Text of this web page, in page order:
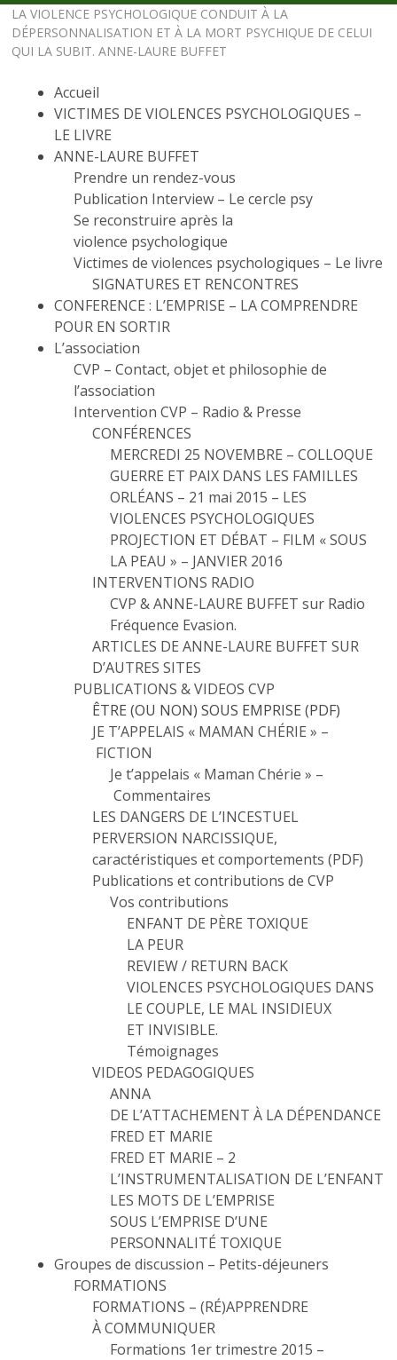
LA VIOLENCE PSYCHOLOGIQUE CONDUIT À LA
DÉPERSONNALISATION ET À LA MORT PSYCHIQUE DE CELUI
QUI LA SUBIT. ANNE-LAURE BUFFET
Accueil
VICTIMES DE VIOLENCES PSYCHOLOGIQUES –
LE LIVRE
ANNE-LAURE BUFFET
Prendre un rendez-vous
Publication Interview – Le cercle psy
Se reconstruire après la
violence psychologique
Victimes de violences psychologiques – Le livre
SIGNATURES ET RENCONTRES
CONFERENCE : L’EMPRISE – LA COMPRENDRE
POUR EN SORTIR
L’association
CVP – Contact, objet et philosophie de
l’association
Intervention CVP – Radio & Presse
CONFÉRENCES
MERCREDI 25 NOVEMBRE – COLLOQUE
GUERRE ET PAIX DANS LES FAMILLES
ORLÉANS – 21 mai 2015 – LES
VIOLENCES PSYCHOLOGIQUES
PROJECTION ET DÉBAT – FILM « SOUS
LA PEAU » – JANVIER 2016
INTERVENTIONS RADIO
CVP & ANNE-LAURE BUFFET sur Radio
Fréquence Evasion.
ARTICLES DE ANNE-LAURE BUFFET SUR
D’AUTRES SITES
PUBLICATIONS & VIDEOS CVP
ÊTRE (OU NON) SOUS EMPRISE (PDF)
JE T’APPELAIS « MAMAN CHÉRIE » –
FICTION
Je t’appelais « Maman Chérie » –
Commentaires
LES DANGERS DE L’INCESTUEL
PERVERSION NARCISSIQUE,
caractéristiques et comportements (PDF)
Publications et contributions de CVP
Vos contributions
ENFANT DE PÈRE TOXIQUE
LA PEUR
REVIEW / RETURN BACK
VIOLENCES PSYCHOLOGIQUES DANS
LE COUPLE, LE MAL INSIDIEUX
ET INVISIBLE.
Témoignages
VIDEOS PEDAGOGIQUES
ANNA
DE L’ATTACHEMENT À LA DÉPENDANCE
FRED ET MARIE
FRED ET MARIE – 2
L’INSTRUMENTALISATION DE L’ENFANT
LES MOTS DE L’EMPRISE
SOUS L’EMPRISE D’UNE
PERSONNALITÉ TOXIQUE
Groupes de discussion – Petits-déjeuners
FORMATIONS
FORMATIONS – (RÉ)APPRENDRE
À COMMUNIQUER
Formations 1er trimestre 2015 –